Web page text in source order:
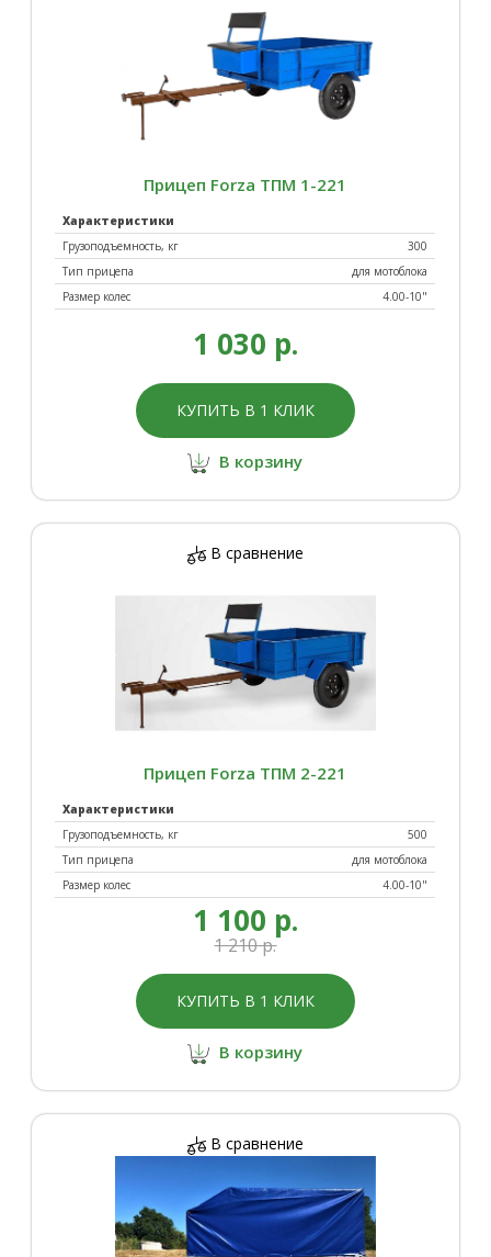
Прицеп Forza ТПМ 1-221
Характеристики
Грузоподъемность, кг
300
Тип прицепа
для мотоблока
Размер колес
4.00-10"
1 030 р.
КУПИТЬ В 1 КЛИК
В корзину
В сравнение
Прицеп Forza ТПМ 2-221
Характеристики
Грузоподъемность, кг
500
Тип прицепа
для мотоблока
Размер колес
4.00-10"
1 100 р.
1 210 р.
КУПИТЬ В 1 КЛИК
В корзину
В сравнение